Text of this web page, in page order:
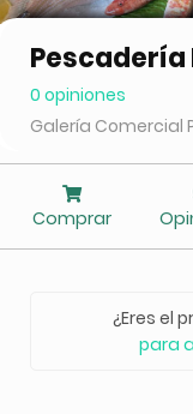
Pescadería
0 opiniones
Galería Comercial
Comprar
¿Eres el
para